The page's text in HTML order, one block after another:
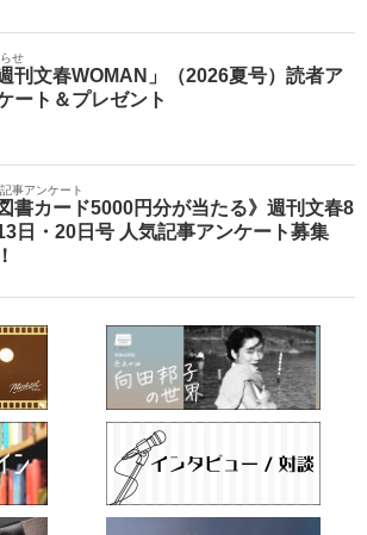
せ
週刊文春WOMAN」（2026夏号）読者ア
ート＆プレゼント
記事アンケート
図書カード5000円分が当たる》週刊文春8
日・20日号 人気記事アンケート募集